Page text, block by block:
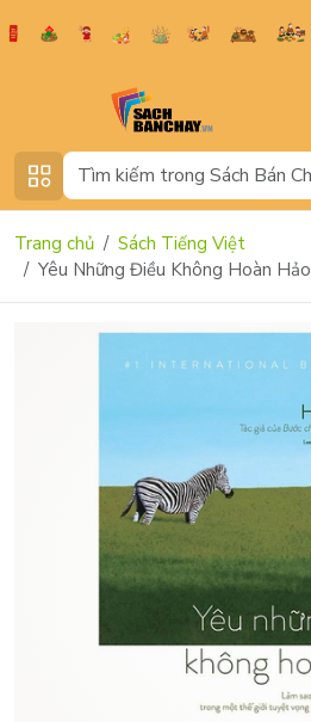
Trang chủ
Sách Tiếng Việt
Yêu Những Điều Không Hoàn Hảo